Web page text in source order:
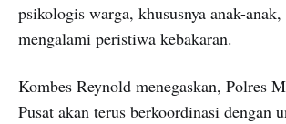
psikologis warga, khususnya anak-anak,
mengalami peristiwa kebakaran.
Kombes Reynold menegaskan, Polres
Pusat akan terus berkoordinasi dengan